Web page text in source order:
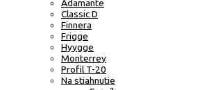
Adamante
Classic D
Finnera
Frigge
Hyygge
Monterrey
Profil T-20
Na stiahnutie